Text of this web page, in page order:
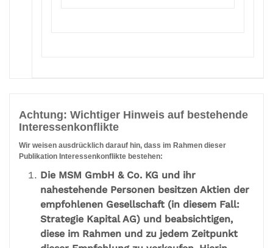
Achtung: Wichtiger Hinweis auf bestehende
Interessenkonflikte
Wir weisen ausdrücklich darauf hin, dass im Rahmen dieser
Publikation Interessenkonflikte bestehen:
Die MSM GmbH & Co. KG und ihr
nahestehende Personen besitzen Aktien der
empfohlenen Gesellschaft (in diesem Fall:
Strategie Kapital AG) und beabsichtigen,
diese im Rahmen und zu jedem Zeitpunkt